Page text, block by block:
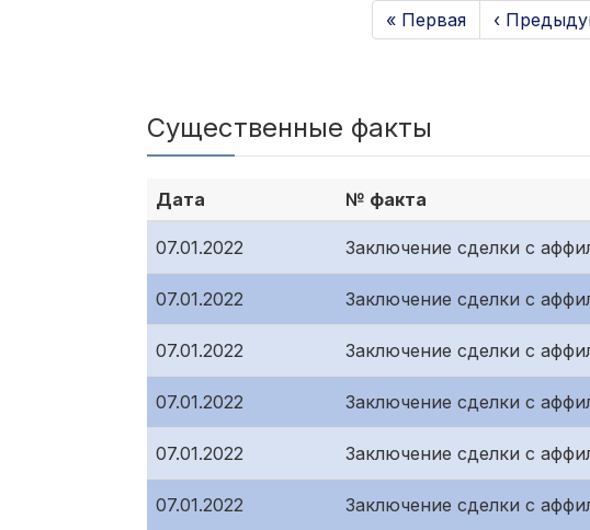
« Первая ‹
Существенные факты
Дата № факта
07.01.2022 Заключение сделки с
07.01.2022 Заключение сделки с
07.01.2022 Заключение сделки с
07.01.2022 Заключение сделки с
07.01.2022 Заключение сделки с
07.01.2022 Заключение сделки с